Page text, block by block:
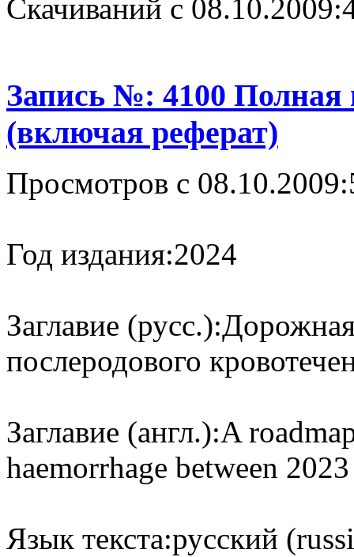
Cкачиваний с 08.10.2009:
Запись №: 4100 Полная
(включая реферат)
Просмотров с 08.10.2009:
Год издания:2024
Заглавие (русс.):
послеродового
Заглавие (англ.):A
haemorrhage between
Язык текста:русский